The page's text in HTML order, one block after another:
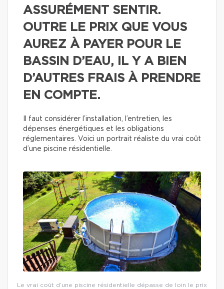
ASSURÉMENT SENTIR.
OUTRE LE PRIX QUE VOUS
AUREZ À PAYER POUR LE
BASSIN D’EAU, IL Y A BIEN
D’AUTRES FRAIS À PRENDRE
EN COMPTE.
Il faut considérer l’installation, l’entretien, les
dépenses énergétiques et les obligations
réglementaires. Voici un portrait réaliste du vrai coût
d’une piscine résidentielle.
Le vrai coût d’une piscine résidentielle dépasse de loin le prix